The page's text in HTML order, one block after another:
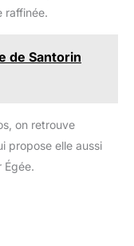
raffinée.
de Santorin
on retrouve
propose elle aussi
Égée.